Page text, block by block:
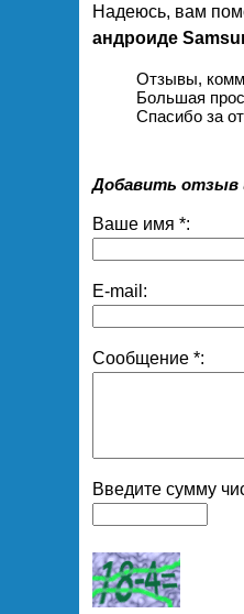
Надеюсь, вам
андроиде
Отзывы,
Большая
Спасибо за
Добавить отзыв
Ваше имя *:
E-mail:
Сообщение *:
Введите сумму